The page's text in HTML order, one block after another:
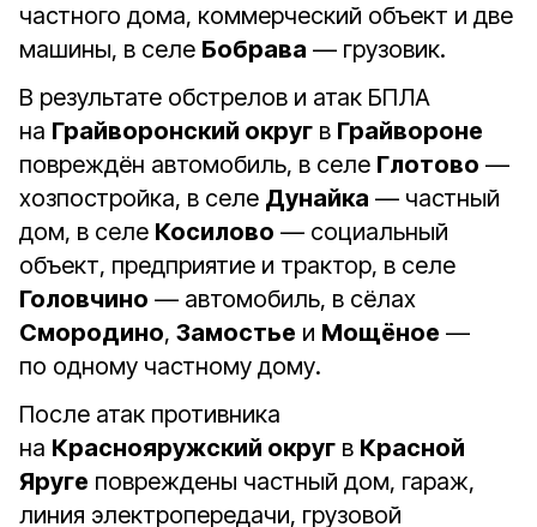
частного дома, коммерческий объект и две
машины, в селе Бобрава — грузовик.
В результате обстрелов и атак БПЛА
на Грайворонский округ в Грайвороне
повреждён автомобиль, в селе Глотово —
хозпостройка, в селе Дунайка — частный
дом, в селе Косилово — социальный
объект, предприятие и трактор, в селе
Головчино — автомобиль, в сёлах
Смородино, Замостье и Мощёное —
по одному частному дому.
После атак противника
на Краснояружский округ в Красной
Яруге повреждены частный дом, гараж,
линия электропередачи, грузовой